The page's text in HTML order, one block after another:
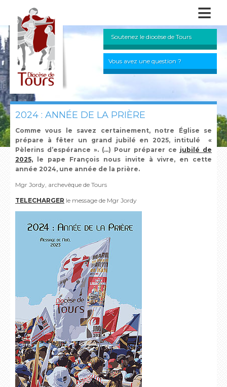
≡
Soutenez le diocèse de Tours
Vous avez une question ?
2024 : ANNÉE DE LA PRIÈRE
Comme vous le savez certainement, notre Église se
prépare à fêter un grand jubilé en 2025, intitulé «
Pèlerins d’espérance ». (...) Pour préparer ce jubilé de
2025, le pape François nous invite à vivre, en cette
année 2024, une année de la prière.
Mgr Jordy, archevêque de Tours
TELECHARGER le message de Mgr Jordy